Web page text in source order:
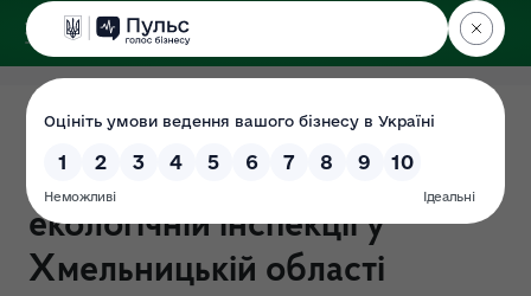
ДЕРЖЕКОІНСПЕКЦІЯ
у Хмельницькій області
Перевірка "Про очищення
влади" в Державній
екологічній інспекції у
Хмельницькій області